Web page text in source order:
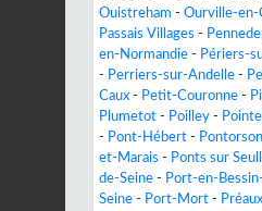
Ouistreham - Ourville-en-
Passais Villages -
en-Normandie - Périers-
- Perriers-sur-Andelle -
Caux - Petit-Couronne -
Plumetot - Poilley - Pointel
- Pont-Hébert - Pontorson
et-Marais - Ponts sur
de-Seine - Port-en-
Seine - Port-Mort - Préaux